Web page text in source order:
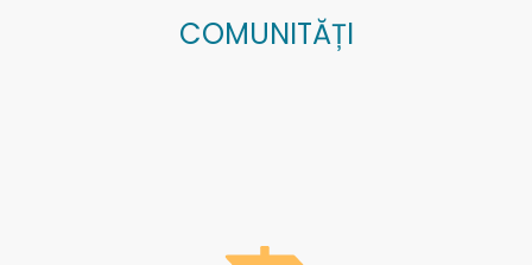
COMUNITĂȚI